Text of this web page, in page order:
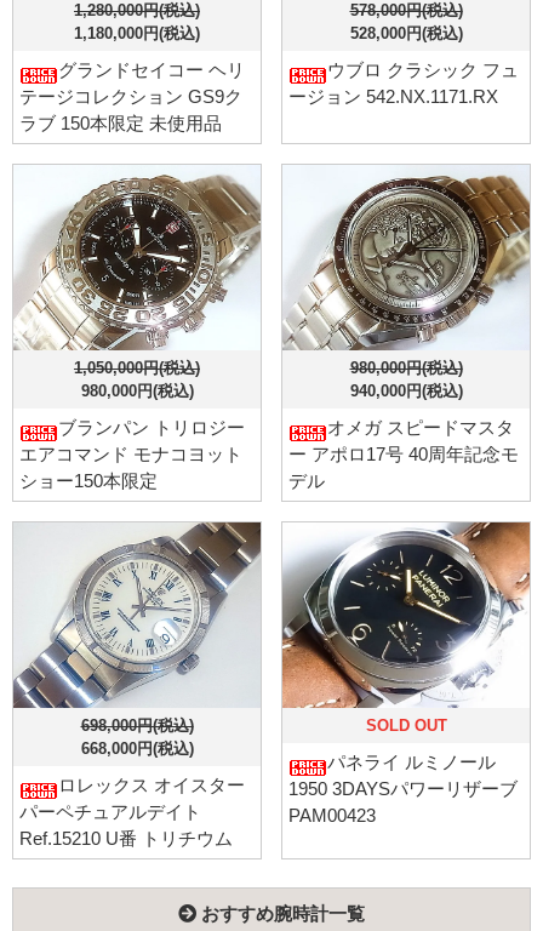
1,280,000円(税込)
1,180,000円(税込)
グランドセイコー ヘリ
テージコレクション GS9ク
ラブ 150本限定 未使用品
578,000円(税込)
528,000円(税込)
ウブロ クラシック フュ
ージョン 542.NX.1171.RX
1,050,000円(税込)
980,000円(税込)
ブランパン トリロジー
エアコマンド モナコヨット
ショー150本限定
980,000円(税込)
940,000円(税込)
オメガ スピードマスタ
ー アポロ17号 40周年記念モ
デル
698,000円(税込)
668,000円(税込)
ロレックス オイスター
パーペチュアルデイト
Ref.15210 U番 トリチウム
SOLD OUT
パネライ ルミノール
1950 3DAYSパワーリザーブ
PAM00423
おすすめ腕時計一覧